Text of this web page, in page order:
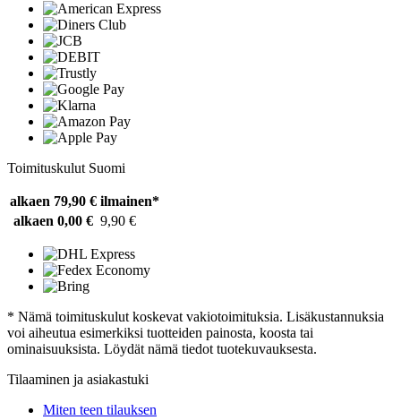
Toimituskulut Suomi
alkaen 79,90 € ilmainen*
alkaen 0,00 € 9,90 €
* Nämä toimituskulut koskevat vakiotoimituksia. Lisäkustannuksia
voi aiheutua esimerkiksi tuotteiden painosta, koosta tai
ominaisuuksista. Löydät nämä tiedot tuotekuvauksesta.
Tilaaminen ja asiakastuki
Miten teen tilauksen